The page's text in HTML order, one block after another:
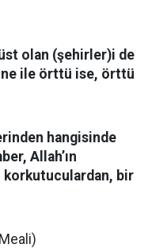
olan (şehirler)i de
ne ile örttü ise, örttü
hangisinde
Allah’ın
korkutuculardan, bir